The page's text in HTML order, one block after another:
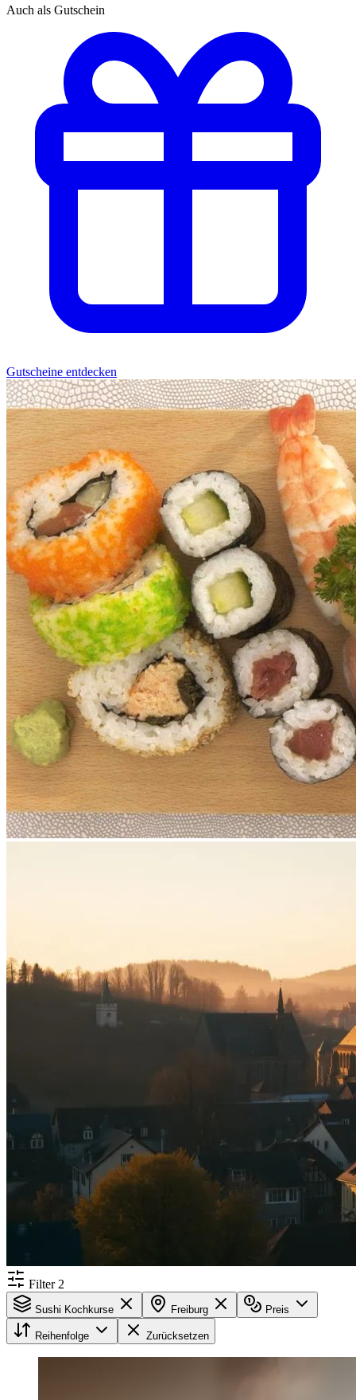
Auch als Gutschein
Gutscheine entdecken
Filter 2
Sushi Kochkurse Freiburg Preis
Reihenfolge Zurücksetzen